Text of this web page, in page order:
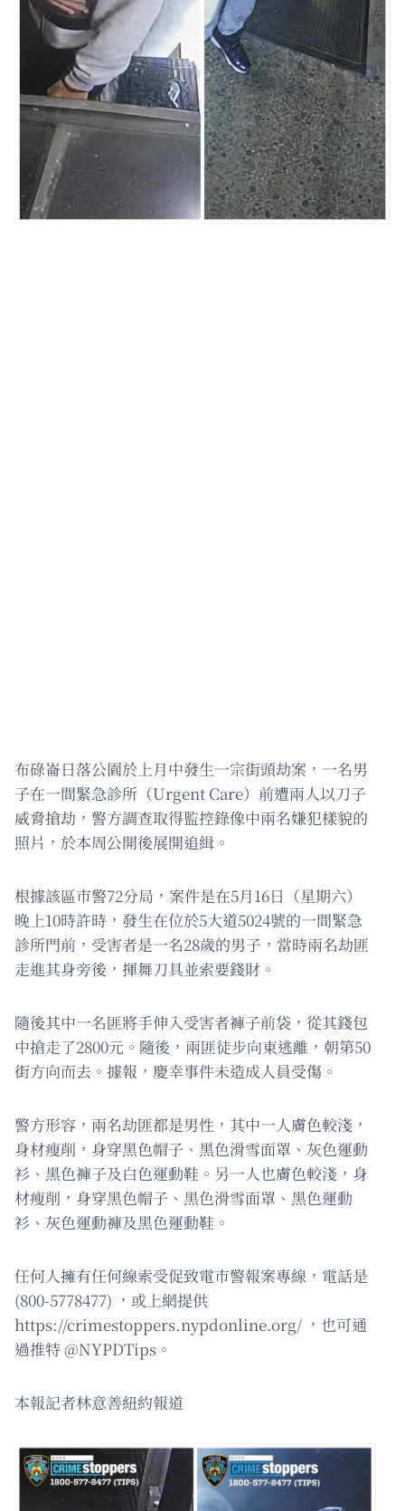
布碌崙日落公園於上月中發生一宗街頭劫案，一名男
子在一間緊急診所（Urgent Care）前遭兩人以刀子
威脅搶劫，警方調查取得監控錄像中兩名嫌犯樣貌的
照片，於本周公開後展開追緝。
根據該區市警72分局，案件是在5月16日（星期六）
晚上10時許時，發生在位於5大道5024號的一間緊急
診所門前，受害者是一名28歲的男子，當時兩名劫匪
走進其身旁後，揮舞刀具並索要錢財。
隨後其中一名匪將手伸入受害者褲子前袋，從其錢包
中搶走了2800元。隨後，兩匪徒步向東逃離，朝第50
街方向而去。據報，慶幸事件未造成人員受傷。
警方形容，兩名劫匪都是男性，其中一人膚色較淺，
身材瘦削，身穿黑色帽子、黑色滑雪面罩、灰色運動
衫、黑色褲子及白色運動鞋。另一人也膚色較淺，身
材瘦削，身穿黑色帽子、黑色滑雪面罩、黑色運動
衫、灰色運動褲及黑色運動鞋。
任何人擁有任何線索受促致電市警報案專線，電話是
(800-5778477) ，或上網提供
https://crimestoppers.nypdonline.org/ ，也可通
過推特 @NYPDTips。
本報記者林意善紐約報道